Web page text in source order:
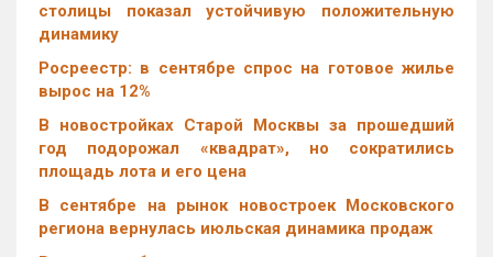
столицы показал устойчивую положительную
динамику
Росреестр: в сентябре спрос на готовое жилье
вырос на 12%
В новостройках Старой Москвы за прошедший
год подорожал «квадрат», но сократились
площадь лота и его цена
В сентябре на рынок новостроек Московского
региона вернулась июльская динамика продаж